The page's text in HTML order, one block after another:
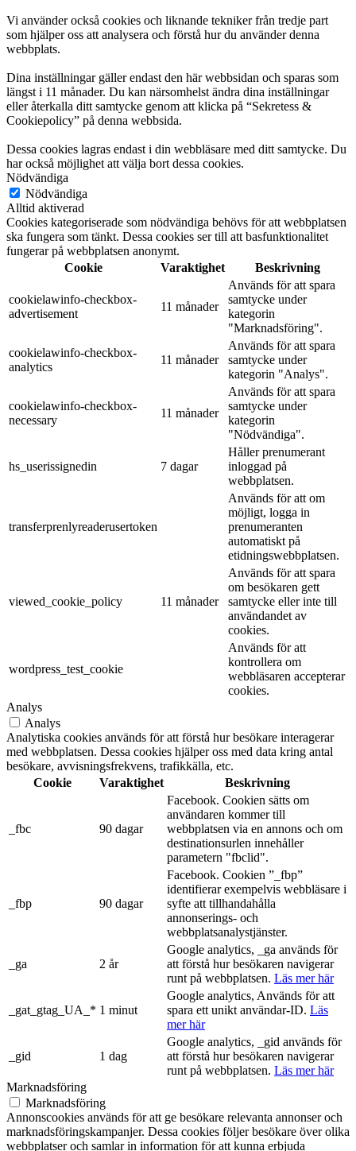
Vi använder också cookies och liknande tekniker från tredje part
som hjälper oss att analysera och förstå hur du använder denna
webbplats.
Dina inställningar gäller endast den här webbsidan och sparas som
längst i 11 månader. Du kan närsomhelst ändra dina inställningar
eller återkalla ditt samtycke genom att klicka på “Sekretess &
Cookiepolicy” på denna webbsida.
Dessa cookies lagras endast i din webbläsare med ditt samtycke. Du
har också möjlighet att välja bort dessa cookies.
Nödvändiga
Nödvändiga
Alltid aktiverad
Cookies kategoriserade som nödvändiga behövs för att webbplatsen
ska fungera som tänkt. Dessa cookies ser till att basfunktionalitet
fungerar på webbplatsen anonymt.
Cookie
Varaktighet Beskrivning
cookielawinfo-checkbox-
advertisement
11 månader
Används för att spara
samtycke under
kategorin
"Marknadsföring".
cookielawinfo-checkbox-
analytics
11 månader
Används för att spara
samtycke under
kategorin "Analys".
cookielawinfo-checkbox-
necessary
11 månader
Används för att spara
samtycke under
kategorin
"Nödvändiga".
hs_userissignedin 7 dagar
Håller prenumerant
inloggad på
webbplatsen.
transferprenlyreaderusertoken
Används för att om
möjligt, logga in
prenumeranten
automatiskt på
etidningswebbplatsen.
viewed_cookie_policy 11 månader
Används för att spara
om besökaren gett
samtycke eller inte till
användandet av
cookies.
wordpress_test_cookie
Används för att
kontrollera om
webbläsaren accepterar
cookies.
Analys
Analys
Analytiska cookies används för att förstå hur besökare interagerar
med webbplatsen. Dessa cookies hjälper oss med data kring antal
besökare, avvisningsfrekvens, trafikkälla, etc.
Cookie
Varaktighet Beskrivning
_fbc 90 dagar
Facebook. Cookien sätts om
användaren kommer till
webbplatsen via en annons och om
destinationsurlen innehåller
parametern "fbclid".
_fbp 90 dagar
Facebook. Cookien ”_fbp”
identifierar exempelvis webbläsare i
syfte att tillhandahålla
annonserings- och
webbplatsanalystjänster.
_ga 2 år
Google analytics, _ga används för
att förstå hur besökaren navigerar
runt på webbplatsen. Läs mer här
_gat_gtag_UA_* 1 minut
Google analytics, Används för att
spara ett unikt användar-ID. Läs
mer här
_gid 1 dag
Google analytics, _gid används för
att förstå hur besökaren navigerar
runt på webbplatsen. Läs mer här
Marknadsföring
Marknadsföring
Annonscookies används för att ge besökare relevanta annonser och
marknadsföringskampanjer. Dessa cookies följer besökare över olika
webbplatser och samlar in information för att kunna erbjuda